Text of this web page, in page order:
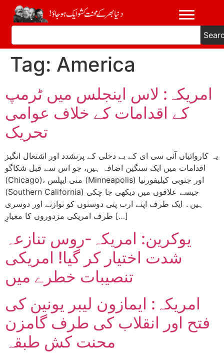
Tag: America
امریکہ: لاس اینجلس میں ٹرمپ
کے اقدامات کے خلاف عوامی
تحریک
یہ کاروائیاں آئی سی ای کے بے دخلی کے پرتشدد اور اشتعال انگیز
اقدامات میں ایک سنگین اضافہ ہیں، جو اس سے قبل شکاگو
(Chicago)، منی ایپلس (Minneapolis) اور جنوبی کیلیفورنیا
(Southern California) جیسے علاقوں میں دیکھی جا چکی
ہیں۔ ایک طرف اپنے ارب پتی دوستوں کو نوازنے اور دوسری
طرف امریکی مزدوروں کا معیارِ […]
یوکرین: امریکہ-روس تنازعہ
شدت اختیار کر گیا! امریکی
تنصیبات خطرے میں
امریکہ: ایمازون لیبر یونین کی
فتح اور انقلاب کی طرف گامزن
محنت کش طبقہ